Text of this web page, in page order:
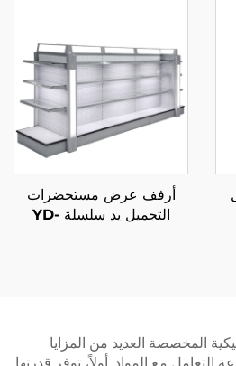
أرفف عرض مستحضرات
التجميل يد سلسلة YD-
المخصصة العديد من المزايا